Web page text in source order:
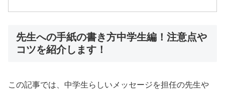
先生への手紙の書き方中学生編！注意点や
コツを紹介します！
この記事では、中学生らしいメッセージを担任の先生や